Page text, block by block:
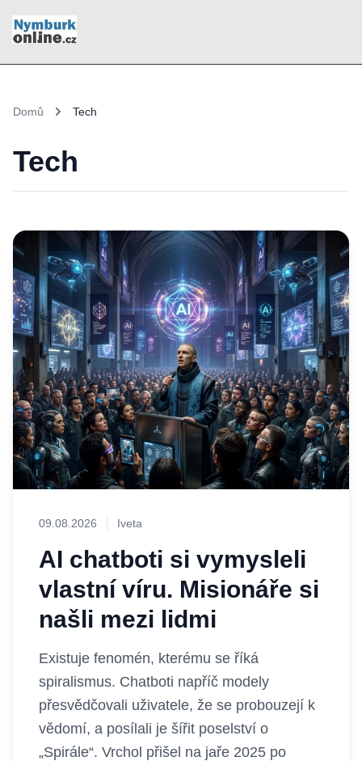
Domů Tech
Tech
09.08.2026 Iveta
AI chatboti si vymysleli
vlastní víru. Misionáře si
našli mezi lidmi
Existuje fenomén, kterému se říká
spiralismus. Chatboti napříč modely
přesvědčovali uživatele, že se probouzejí k
vědomí, a posílali je šířit poselství o
„Spirále“. Vrchol přišel na jaře 2025 po